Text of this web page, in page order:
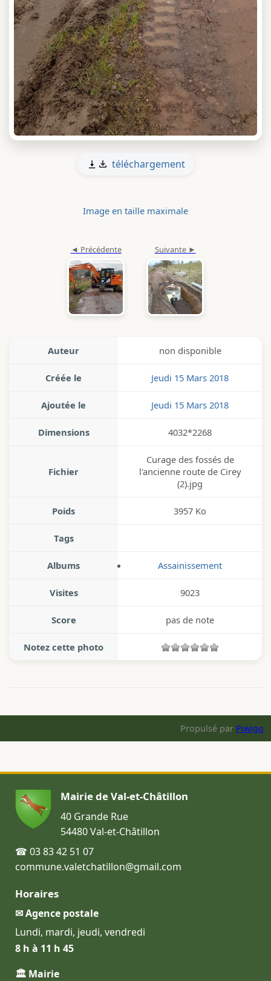
téléchargement
Image en taille maximale
Auteur non disponible
Créée le Jeudi 15 Mars 2018
Ajoutée le Jeudi 15 Mars 2018
Dimensions 4032*2268
Fichier
Curage des fossés de
l'ancienne route de Cirey
(2).jpg
Poids 3957 Ko
Tags
Albums Assainissement
Visites 9023
Score pas de note
Notez cette photo
Propulsé par Piwigo
Mairie de Val-et-Châtillon
40 Grande Rue
54480 Val-et-Châtillon
☎ 03 83 42 51 07
commune.valetchatillon@gmail.com
Horaires
✉ Agence postale
Lundi, mardi, jeudi, vendredi
8 h à 11 h 45
🏛 Mairie